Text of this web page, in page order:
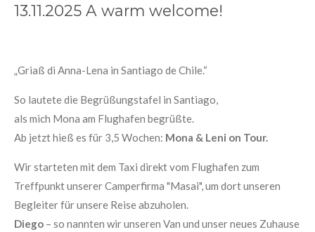
13.11.2025 A warm welcome!
„Griaß di Anna-Lena in Santiago de Chile.“
So lautete die Begrüßungstafel in Santiago,
als mich Mona am Flughafen begrüßte.
Ab jetzt hieß es für 3,5 Wochen: Mona & Leni on Tour.
Wir starteten mit dem Taxi direkt vom Flughafen zum
Treffpunkt unserer Camperfirma "Masai", um dort unseren
Begleiter für unsere Reise abzuholen.
Diego – so nannten wir unseren Van und unser neues Zuhause